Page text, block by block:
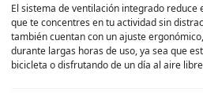
El sistema de ventilación integrado
que te concentres en tu actividad sin
también cuentan con un ajuste
durante largas horas de uso, ya sea que
bicicleta o disfrutando de un día al aire